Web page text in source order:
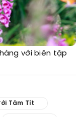
với biên tập
Tâm Tít